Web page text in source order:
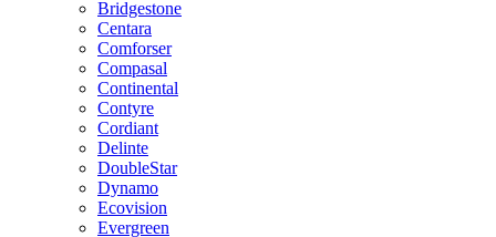
Bridgestone
Centara
Comforser
Compasal
Continental
Contyre
Cordiant
Delinte
DoubleStar
Dynamo
Ecovision
Evergreen